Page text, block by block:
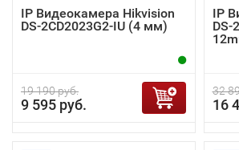
IP Видеокамера Hikvision
DS-2CD2023G2-IU (4 мм)
19 190 руб.
9 595 руб.
IP
DS-
32
16